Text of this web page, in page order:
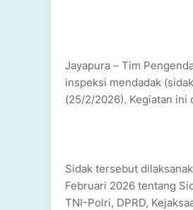
Jayapura – Tim
inspeksi mendadak
(25/2/2026). Kegiatan ini
Sidak tersebut
Februari 2026 tentang
TNI-Polri, DPRD,